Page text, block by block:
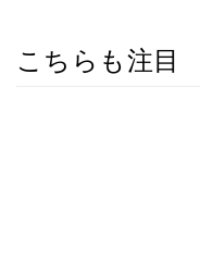
こちらも注目